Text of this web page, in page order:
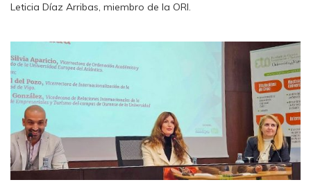
Leticia Díaz Arribas, miembro de la ORI.